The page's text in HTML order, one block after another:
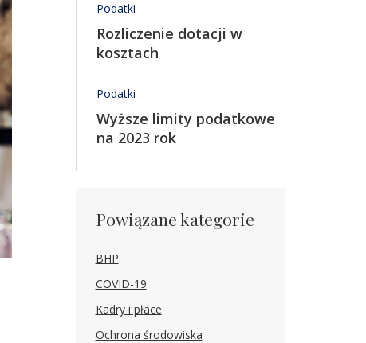
Podatki
Rozliczenie dotacji w
kosztach
Podatki
Wyższe limity podatkowe
na 2023 rok
Powiązane kategorie
BHP
COVID-19
Kadry i płace
Ochrona środowiska